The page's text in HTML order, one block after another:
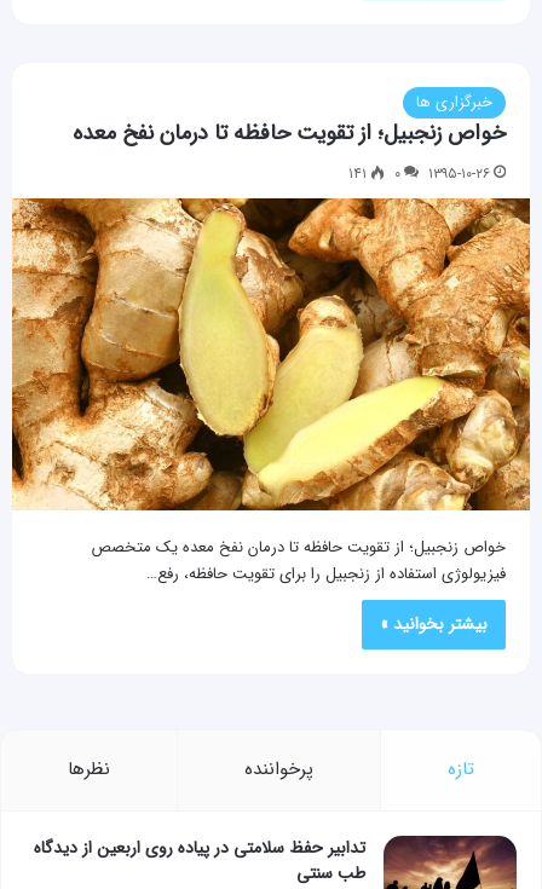
خبرگزاری ها
خواص زنجبیل؛ از تقویت حافظه تا درمان نفخ معده
۱۳۹۵-۱۰-۲۶ ۰ ۱۴۱
خواص زنجبیل؛ از تقویت حافظه تا درمان نفخ معده یک متخصص
فیزیولوژی استفاده از زنجبیل را برای تقویت حافظه، رفع…
بیشتر بخوانید »
تازه پرخواننده نظرها
تدابیر حفظ سلامتی در پیاده روی اربعین از دیدگاه
طب سنتی